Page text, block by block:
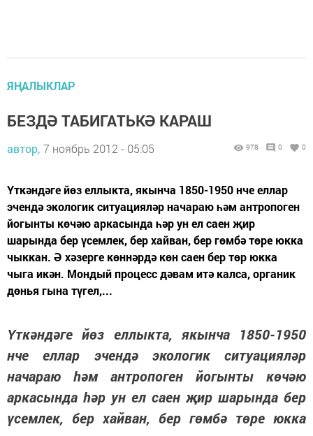
ЯҢАЛЫКЛАР
БЕЗДӘ ТАБИГАТЬКӘ КАРАШ
автор, 7 ноябрь 2012 - 05:05 978 0 0
Үткәндәге йөз еллыкта, якынча 1850-1950 нче еллар
эчендә экологик ситуацияләр начараю һәм антропоген
йогынты көчәю аркасында һәр ун ел саен җир
шарында бер үсемлек, бер хайван, бер гөмбә төре юкка
чыккан. Ә хәзерге көннәрдә көн саен бер төр юкка
чыга икән. Мондый процесс дәвам итә калса, органик
дөнья гына түгел,...
Үткәндәге йөз еллыкта, якынча 1850-1950
нче еллар эчендә экологик ситуацияләр
начараю һәм антропоген йогынты көчәю
аркасында һәр ун ел саен җир шарында бер
үсемлек, бер хайван, бер гөмбә төре юкка